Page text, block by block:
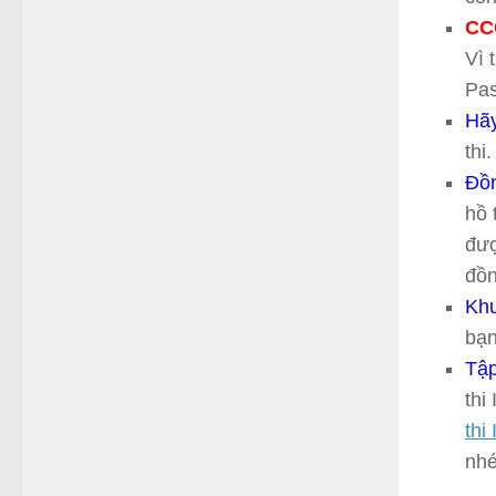
Vì
thi.
hồ
thi
thi